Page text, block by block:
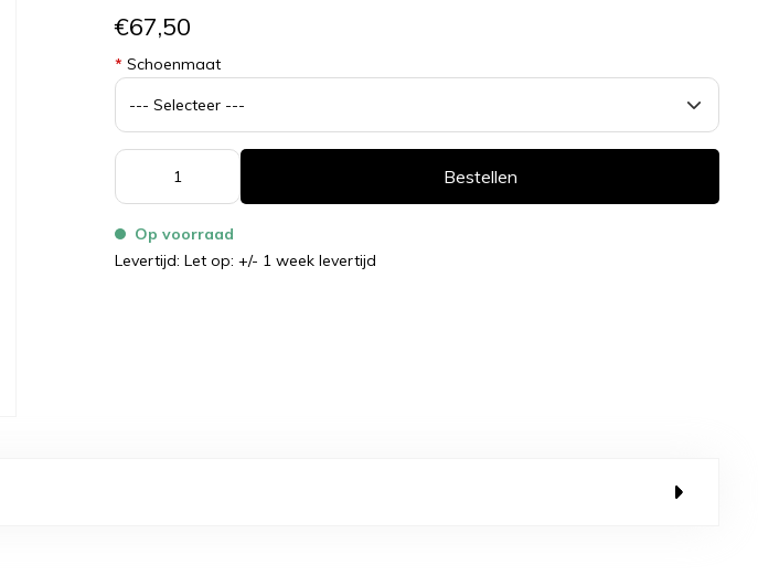
€67,50
* Schoenmaat
Bestellen
Op voorraad
Levertijd: Let op: +/- 1 week levertijd